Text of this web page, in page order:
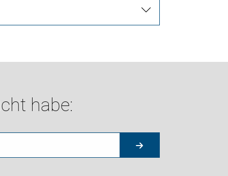
habe: